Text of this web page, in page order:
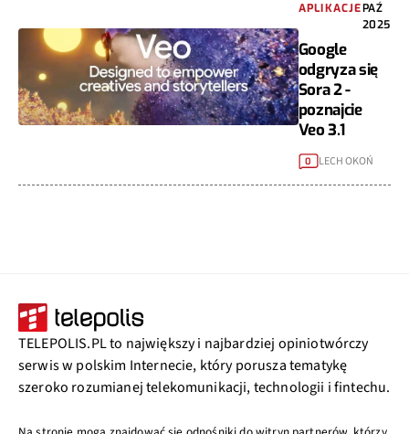
APLIKACJEPAŹ
2025
Google
odgryza się
Sora 2 -
poznajcie
Veo 3.1
0 LECH OKOŃ
TELEPOLIS.PL to największy i najbardziej opiniotwórczy
serwis w polskim Internecie, który porusza tematykę
szeroko rozumianej telekomunikacji, technologii i fintechu.